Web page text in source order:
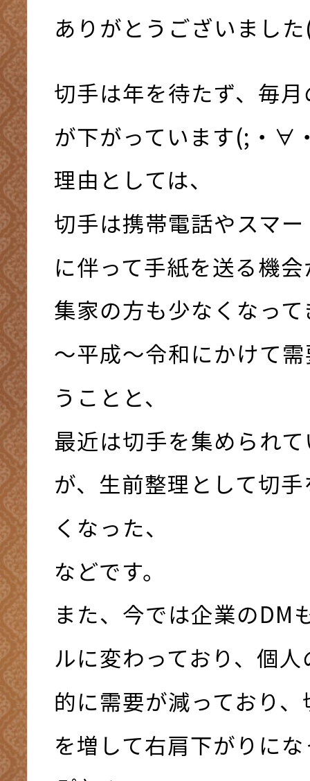
ありがとうございまし
切手は年を待たず、毎
が下がっています(;・∀
理由としては、
切手は携帯電話やスマ
に伴って手紙を送る機
集家の方も少なくなっ
～平成～令和にかけて
うことと、
最近は切手を集められ
が、生前整理として切
くなった、
などです。
また、今では企業のDM
ルに変わっており、個
的に需要が減っており
を増して右肩下がりに